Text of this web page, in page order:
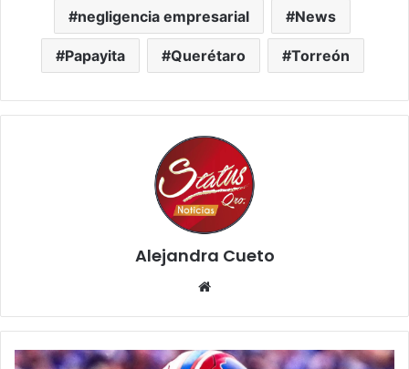
negligencia empresarial News
Papayita Querétaro Torreón
Alejandra Cueto
Bills